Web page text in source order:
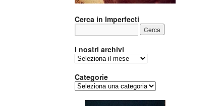
Cerca in Imperfecti
I nostri archivi
archivi
Categorie
Categorie